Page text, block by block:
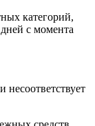
категорий,
с момента